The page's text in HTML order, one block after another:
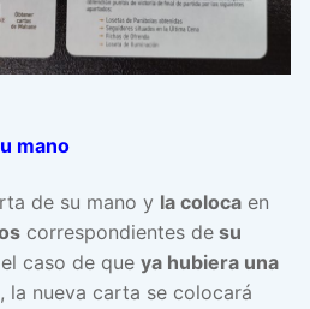
mano
de su mano y la coloca en
correspondientes de su
caso de que ya hubiera una
la nueva carta se colocará